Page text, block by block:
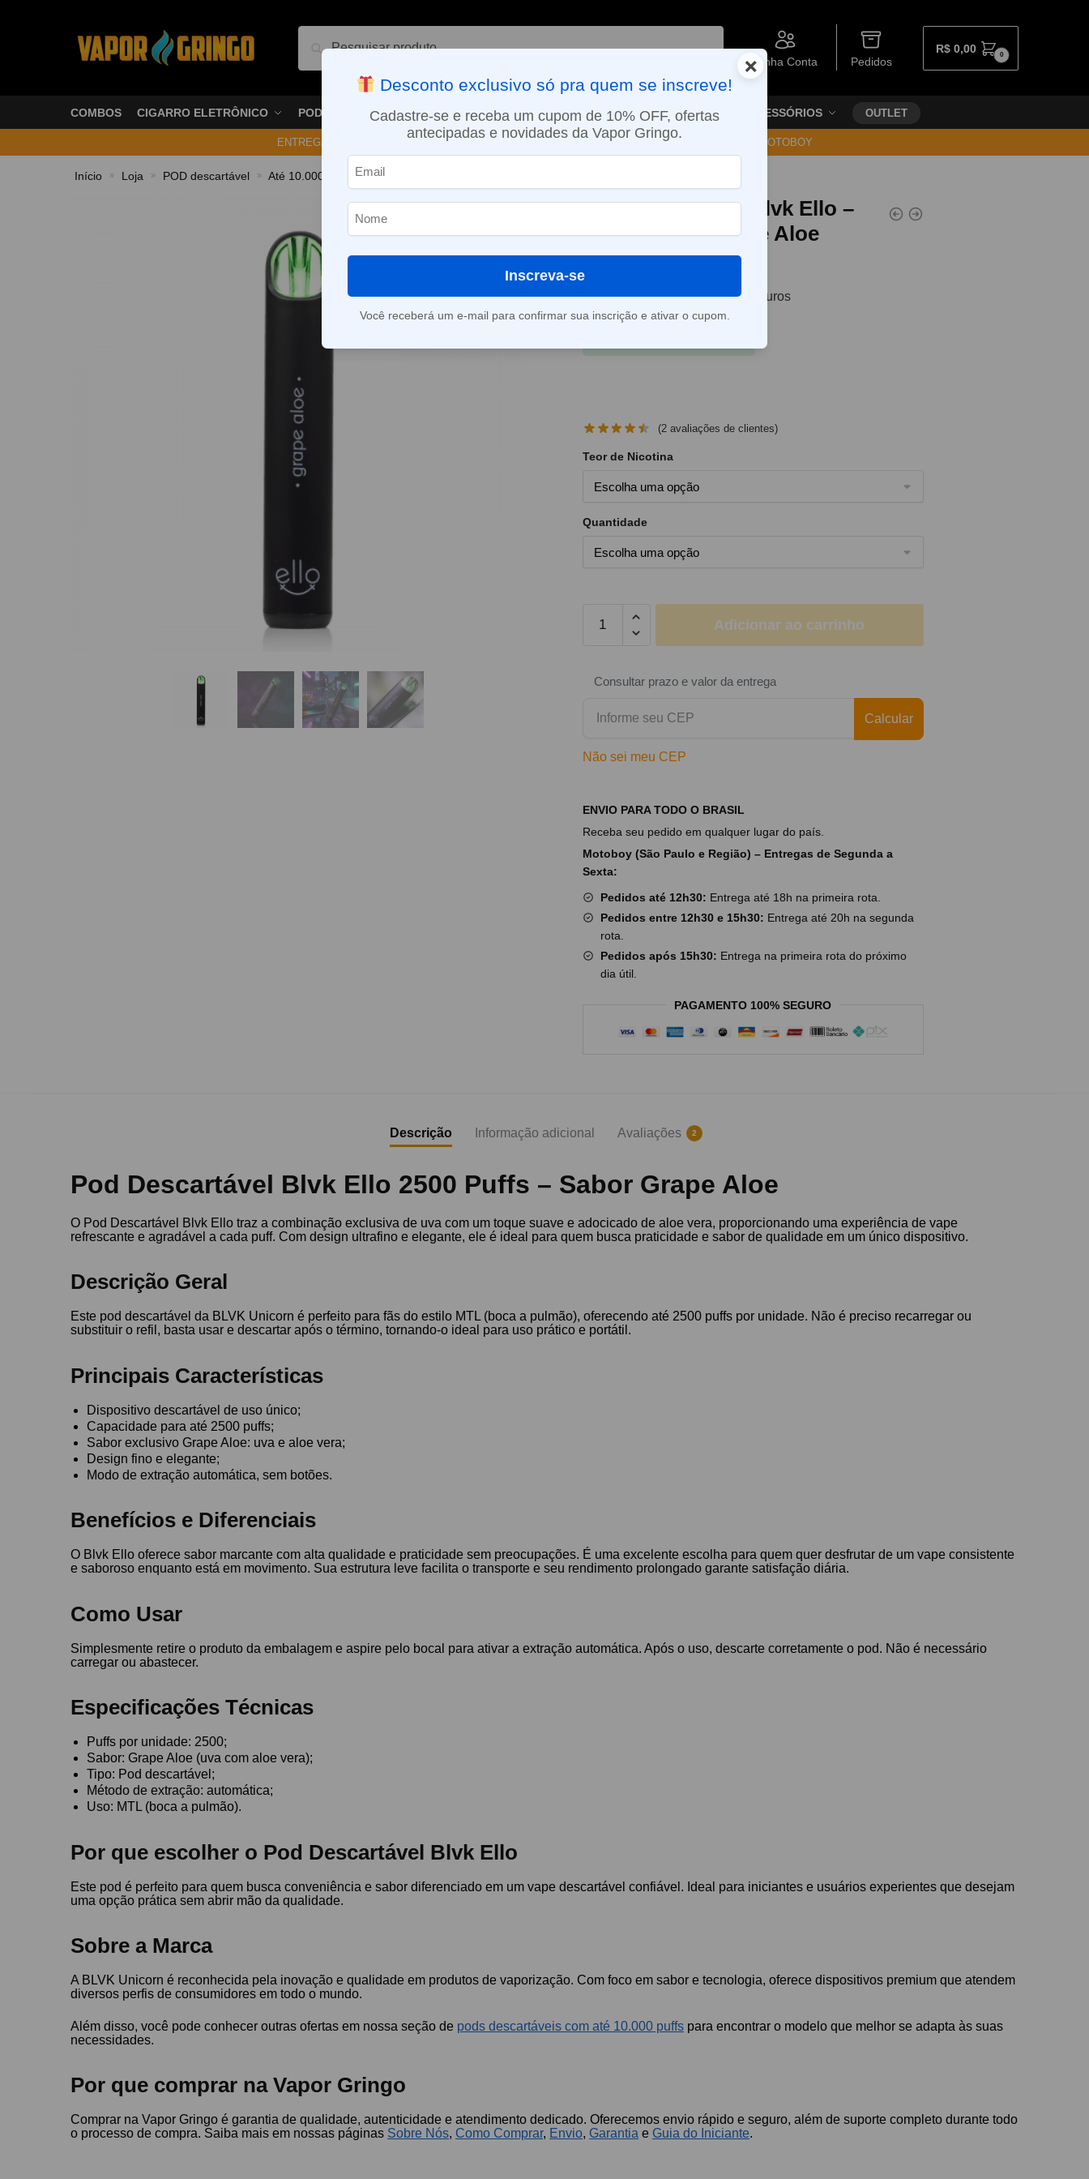
Pesquisar
Minha Conta Pedidos
R$ 0,00 0
COMBOS CIGARRO ELETRÔNICO PODS VAPORIZADOR DE ERVAS E-LIQUÍDOS NICOTINA ORAL ACESSÓRIOS OUTLET
ENTREGA NO MESMO DIA EM SÃO PAULO (SEG A SEX): PEDIDOS APROVADOS ATÉ 15:30 VIA MOTOBOY
Início » Loja » POD descartável » Até 10.000 Puffs » Pod Descartável Blvk Ello – 2500 Puffs – Grape Aloe
Pod Descartável Blvk Ello –
2500 Puffs – Grape Aloe
Em até 3x deR$26,63sem juros
(2 avaliações de clientes)
Teor de Nicotina
Quantidade
Adicionar ao carrinho
Consultar prazo e valor da entrega
Calcular
Não sei meu CEP
ENVIO PARA TODO O BRASIL
Receba seu pedido em qualquer lugar do país.
Motoboy (São Paulo e Região) – Entregas de Segunda a
Sexta:
Pedidos até 12h30: Entrega até 18h na primeira rota.
Pedidos entre 12h30 e 15h30: Entrega até 20h na segunda
rota.
Pedidos após 15h30: Entrega na primeira rota do próximo
dia útil.
PAGAMENTO 100% SEGURO
Descrição Informação adicional Avaliações 2
Pod Descartável Blvk Ello 2500 Puffs – Sabor Grape Aloe
O Pod Descartável Blvk Ello traz a combinação exclusiva de uva com um toque suave e adocicado de aloe vera, proporcionando uma experiência de vape
refrescante e agradável a cada puff. Com design ultrafino e elegante, ele é ideal para quem busca praticidade e sabor de qualidade em um único dispositivo.
Descrição Geral
Este pod descartável da BLVK Unicorn é perfeito para fãs do estilo MTL (boca a pulmão), oferecendo até 2500 puffs por unidade. Não é preciso recarregar ou
substituir o refil, basta usar e descartar após o término, tornando-o ideal para uso prático e portátil.
Principais Características
Dispositivo descartável de uso único;
Capacidade para até 2500 puffs;
Sabor exclusivo Grape Aloe: uva e aloe vera;
Design fino e elegante;
Modo de extração automática, sem botões.
Benefícios e Diferenciais
O Blvk Ello oferece sabor marcante com alta qualidade e praticidade sem preocupações. É uma excelente escolha para quem quer desfrutar de um vape consistente
e saboroso enquanto está em movimento. Sua estrutura leve facilita o transporte e seu rendimento prolongado garante satisfação diária.
Como Usar
Simplesmente retire o produto da embalagem e aspire pelo bocal para ativar a extração automática. Após o uso, descarte corretamente o pod. Não é necessário
carregar ou abastecer.
Especificações Técnicas
Puffs por unidade: 2500;
Sabor: Grape Aloe (uva com aloe vera);
Tipo: Pod descartável;
Método de extração: automática;
Uso: MTL (boca a pulmão).
Por que escolher o Pod Descartável Blvk Ello
Este pod é perfeito para quem busca conveniência e sabor diferenciado em um vape descartável confiável. Ideal para iniciantes e usuários experientes que desejam
uma opção prática sem abrir mão da qualidade.
Sobre a Marca
A BLVK Unicorn é reconhecida pela inovação e qualidade em produtos de vaporização. Com foco em sabor e tecnologia, oferece dispositivos premium que atendem
diversos perfis de consumidores em todo o mundo.
Além disso, você pode conhecer outras ofertas em nossa seção de pods descartáveis com até 10.000 puffs para encontrar o modelo que melhor se adapta às suas
necessidades.
Por que comprar na Vapor Gringo
Comprar na Vapor Gringo é garantia de qualidade, autenticidade e atendimento dedicado. Oferecemos envio rápido e seguro, além de suporte completo durante todo
o processo de compra. Saiba mais em nossas páginas Sobre Nós, Como Comprar, Envio, Garantia e Guia do Iniciante.
×
Desconto exclusivo só pra quem se inscreve!
Cadastre-se e receba um cupom de 10% OFF, ofertas
antecipadas e novidades da Vapor Gringo.
Inscreva-se
Você receberá um e-mail para confirmar sua inscrição e ativar o cupom.